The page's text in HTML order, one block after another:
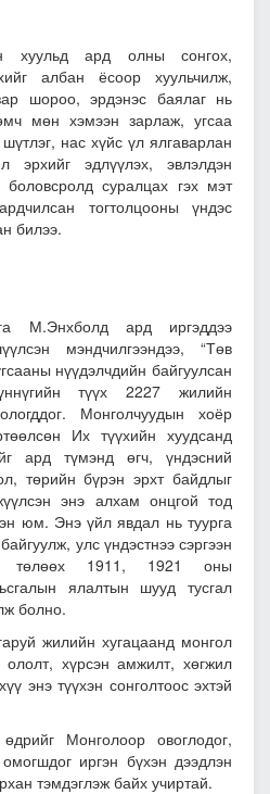
хуульд ард олны сонгох,
албан ёсоор хуульчилж,
шороо, эрдэнэс баялаг нь
мөн хэмээн зарлаж, угсаа
нас хүйс үл ялгаварлан
эрхийг эдлүүлэх, эвлэлдэн
боловсролд суралцах гэх мэт
тогтолцооны үндэс
билээ.
М.Энхболд ард иргэддээ
мэндчилгээндээ, “Төв
нүүдэлчдийн байгуулсан
түүх 2227 жилийн
Монголчуудын хоёр
Их түүхийн хуудсанд
ард түмэнд өгч, үндэсний
төрийн бүрэн эрхт байдлыг
энэ алхам онцгой тод
юм. Энэ үйл явдал нь туурга
улс үндэстнээ сэргээн
төлөөх 1911, 1921 оны
ялалтын шууд тусгал
болно.
жилийн хугацаанд монгол
хүрсэн амжилт, хөгжил
энэ түүхэн сонголтоос эхтэй
Монголоор овоглодог,
иргэн бүхэн дээдлэн
тэмдэглэж байх учиртай.